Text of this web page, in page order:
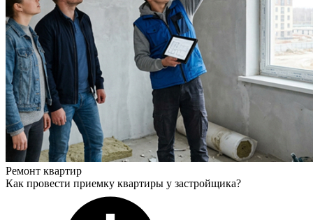
Ремонт квартир
Как провести приемку квартиры у застройщика?